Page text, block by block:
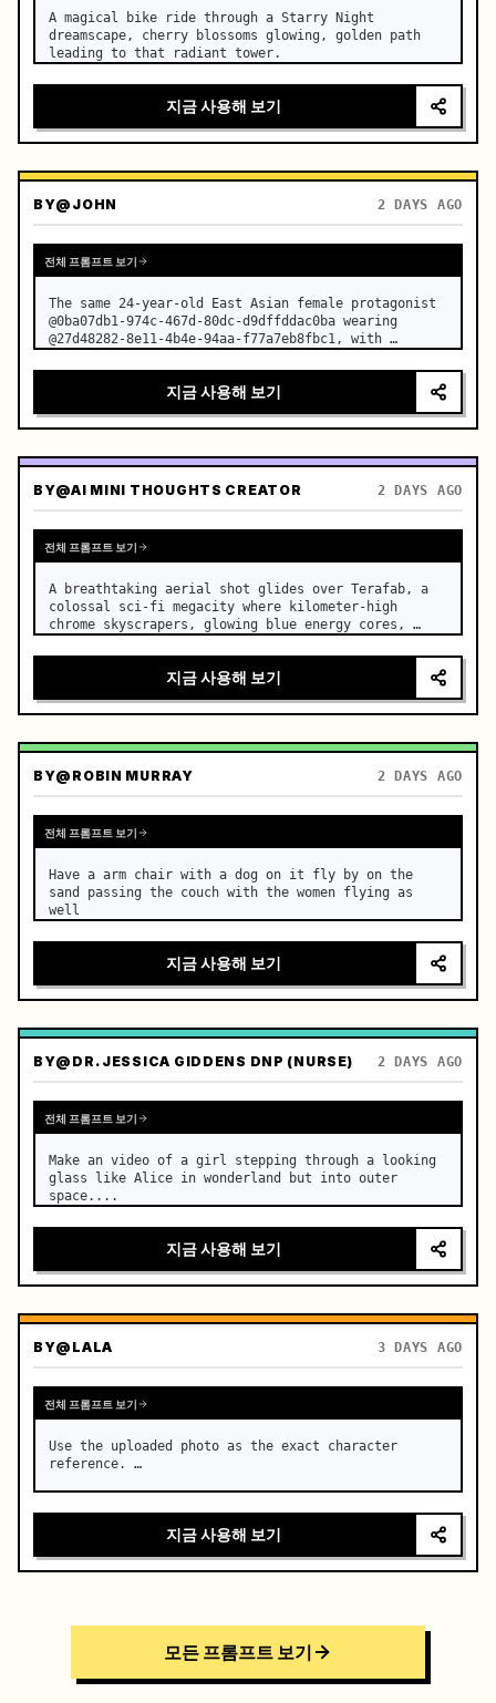
A magical bike ride through a Starry Night
dreamscape, cherry blossoms glowing, golden path
leading to that radiant tower.
지금 사용해 보기
BY@JOHN 2 DAYS AGO
전체 프롬프트 보기
The same 24-year-old East Asian female protagonist
@0ba07db1-974c-467d-80dc-d9dffddac0ba wearing
@27d48282-8e11-4b4e-94aa-f77a7eb8fbc1, with
throughout. …
지금 사용해 보기
BY@AI MINI THOUGHTS CREATOR 2 DAYS AGO
전체 프롬프트 보기
A breathtaking aerial shot glides over Terafab, a
colossal sci-fi megacity where kilometer-high
chrome skyscrapers, glowing blue energy cores,
beyond the horizon. …
지금 사용해 보기
BY@ROBIN MURRAY 2 DAYS AGO
전체 프롬프트 보기
Have a arm chair with a dog on it fly by on the
sand passing the couch with the women flying as
well
지금 사용해 보기
BY@DR. JESSICA GIDDENS DNP (NURSE) 2 DAYS AGO
전체 프롬프트 보기
Make an video of a girl stepping through a looking
glass like Alice in wonderland but into outer
space....
지금 사용해 보기
BY@LALA 3 DAYS AGO
전체 프롬프트 보기
Use the uploaded photo as the exact character
reference. …
지금 사용해 보기
모든 프롬프트 보기